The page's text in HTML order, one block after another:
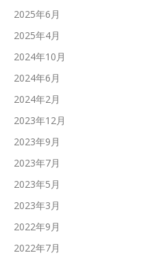
2025年6月
2025年4月
2024年10月
2024年6月
2024年2月
2023年12月
2023年9月
2023年7月
2023年5月
2023年3月
2022年9月
2022年7月